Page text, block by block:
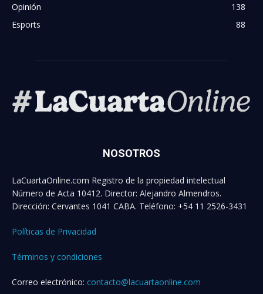
Opinión
138
Esports
88
NOSOTROS
LaCuartaOnline.com Registro de la propiedad intelectual
Número de Acta 10412. Director: Alejandro Almendros.
Dirección: Cervantes 1041 CABA. Teléfono: +54 11 2526-3431
Políticas de Privacidad
Términos y condiciones
Correo electrónico: contacto@lacuartaonline.com